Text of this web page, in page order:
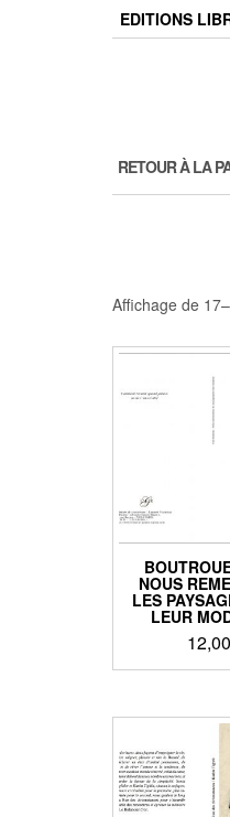
EDITIONS
RETOUR À LA
Affichage de
NOUS
LES
LEUR